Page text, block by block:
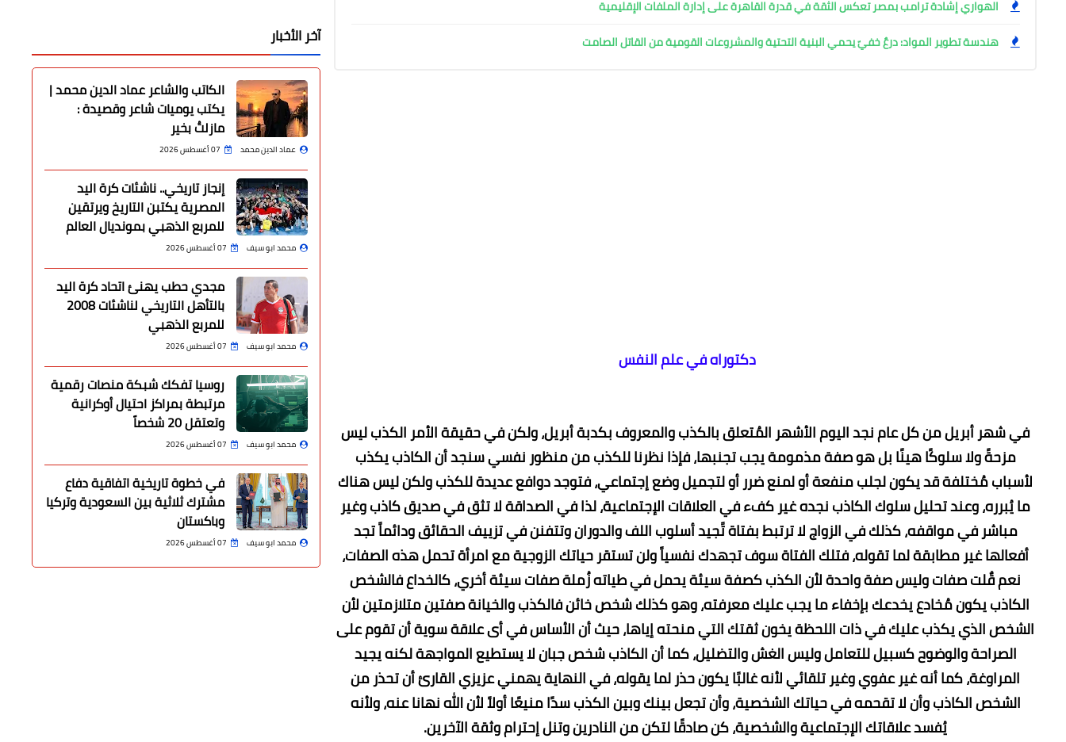
الهواري إشادة ترامب بمصر تعكس الثقة في قدرة القاهرة على إدارة الملفات الإقليمية
هندسة تطوير المواد: درعٌ خفيّ يحمي البنية التحتية والمشروعات القومية من القاتل الصامت
دكتوراه في علم النفس
في شهر أبريل من كل عام نجد اليوم الأشهر المُتعلق بالكذب والمعروف بكدبة أبريل، ولكن في حقيقة الأمر الكذب ليس
مزحةً ولا سلوكًا هينًا بل هو صفة مذمومة يجب تجنبها، فإذا نظرنا للكذب من منظور نفسي سنجد أن الكاذب يكذب
لأسباب مُختلفة قد يكون لجلب منفعة أو لمنع ضرر أو لتجميل وضع إجتماعي، فتوجد دوافع عديدة للكذب ولكن ليس هناك
ما يُبرره، وعند تحليل سلوك الكاذب نجده غير كفء في العلاقات الإجتماعية، لذا في الصداقة لا تثق في صديق كاذب وغير
مباشر في مواقفه، كذلك في الزواج لا ترتبط بفتاة تًجيد أسلوب اللف والدوران وتتفنن في تزييف الحقائق ودائماً تجد
أفعالها غير مطابقة لما تقوله، فتلك الفتاة سوف تجهدك نفسياً ولن تستقر حياتك الزوجية مع امرأة تحمل هذه الصفات،
نعم قٌلت صفات وليس صفة واحدة لأن الكذب كصفة سيئة يحمل في طياته زُملة صفات سيئة أخري، كالخداع فالشخص
الكاذب يكون مُخادع يخدعك بإخفاء ما يجب عليك معرفته، وهو كذلك شخص خائن فالكذب والخيانة صفتين متلازمتين لأن
الشخص الذي يكذب عليك في ذات اللحظة يخون ثقتك التي منحته إياها، حيث أن الأساس في أى علاقة سوية أن تقوم على
الصراحة والوضوح كسبيل للتعامل وليس الغش والتضليل، كما أن الكاذب شخص جبان لا يستطيع المواجهة لكنه يجيد
المراوغة، كما أنه غير عفوي وغير تلقائي لأنه غالبًا يكون حذر لما يقوله، في النهاية يهمني عزيزي القارئ أن تحذر من
الشخص الكاذب وأن لا تقحمه في حياتك الشخصية، وأن تجعل بينك وبين الكذب سدًا منيعًا أولاً لأن الله نهانا عنه، ولأنه
يُفسد علاقاتك الإجتماعية والشخصية، كن صادقًا لتكن من النادرين وتنل إحترام وثقة الآخرين.
آخر الأخبار
الكاتب والشاعر عماد الدين محمد |
يكتب يوميات شاعر وقصيدة :
مازلتُ بخير
عماد الدين محمد 07 أغسطس 2026
إنجاز تاريخي.. ناشئات كرة اليد
المصرية يكتبن التاريخ ويرتقين
للمربع الذهبي بمونديال العالم
محمد ابو سيف 07 أغسطس 2026
مجدي حطب يهنئ اتحاد كرة اليد
بالتأهل التاريخي لناشئات 2008
للمربع الذهبي
محمد ابو سيف 07 أغسطس 2026
روسيا تفكك شبكة منصات رقمية
مرتبطة بمراكز احتيال أوكرانية
وتعتقل 20 شخصاً
محمد ابو سيف 07 أغسطس 2026
في خطوة تاريخية اتفاقية دفاع
مشترك ثلاثية بين السعودية وتركيا
وباكستان
محمد ابو سيف 07 أغسطس 2026